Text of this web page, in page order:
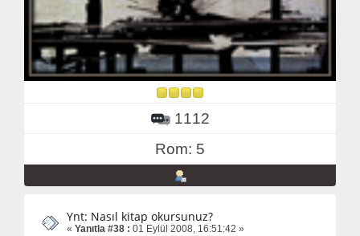
1112
Rom: 5
Ynt: Nasıl kitap okursunuz?
« Yanıtla #38 : 01 Eylül 2008, 16:51:42 »